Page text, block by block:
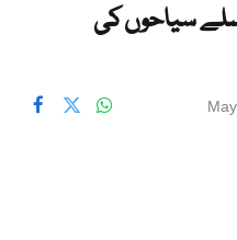
سیاحوں کی